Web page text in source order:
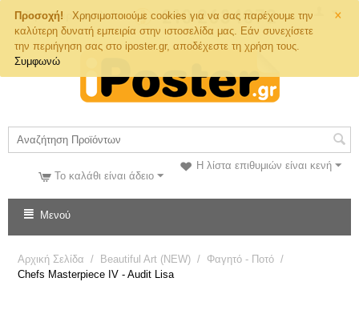
×
Προσοχή!
Χρησιμοποιούμε cookies για να σας παρέχουμε την
καλύτερη δυνατή εμπειρία στην ιστοσελίδα μας. Εάν συνεχίσετε
την περιήγηση σας στο iposter.gr, αποδέχεστε τη χρήση τους.
Συμφωνώ
Τηλ. Παραγγελιών
Η λίστα επιθυμιών είναι κενή
Το καλάθι είναι άδειο
Μενού
Αρχική Σελίδα / Beautiful Art (NEW) / Φαγητό - Ποτό /
Chefs Masterpiece IV - Audit Lisa